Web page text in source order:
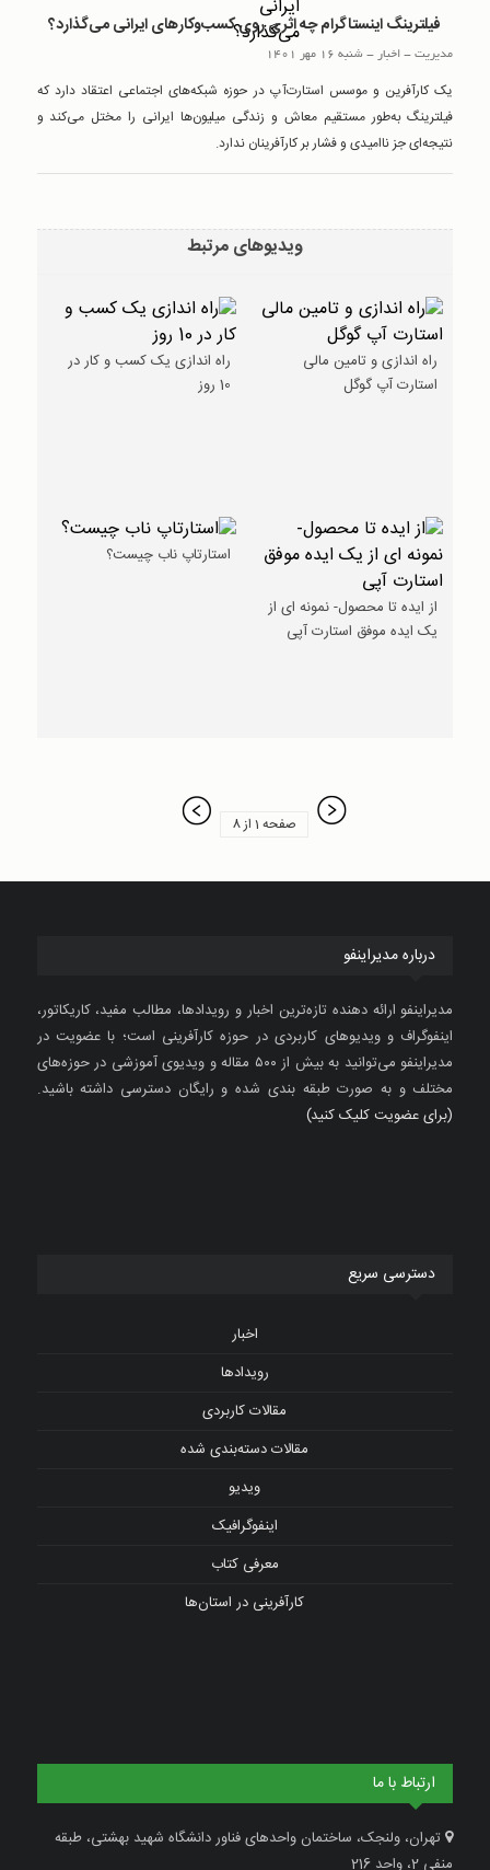
فیلترینگ اینستاگرام چه اثری روی کسب‌‌وکارهای ایرانی می‌‌گذارد؟
مدیریت-اخبار - شنبه 16 مهر 1401
یک کارآفرین و موسس استارت‌آپ در حوزه شبکه‌های اجتماعی اعتقاد دارد که
فیلترینگ به‌طور مستقیم معاش و زندگی میلیون‌ها ایرانی را مختل می‌کند و
نتیجه‌‌ای جز ناامیدی و فشار بر کارآفرینان ندارد.
ویدیوهای مرتبط
راه اندازی و تامین مالی
استارت آپ گوگل
راه اندازی یک کسب و کار در
10 روز
از ایده تا محصول- نمونه ای از
یک ایده موفق استارت آپی
استارتاپ ناب چیست؟
صفحه 1 از 8
درباره مدیراینفو
مدیراینفو ارائه دهنده تازه‌ترین اخبار و رویدادها، مطالب مفید، کاریکاتور،
اینفوگراف و ویدیوهای کاربردی در حوزه کارآفرینی است؛ با عضویت در
مدیراینفو می‌توانید به بیش از ۵۰۰ مقاله و ویدیوی آموزشی در حوزه‌های
مختلف و به صورت طبقه بندی شده و رایگان دسترسی داشته باشید.
(برای عضویت کلیک کنید)
دسترسی سریع
اخبار
رویدادها
مقالات کاربردی
مقالات دسته‌بندی شده
ویدیو
اینفوگرافیک
معرفی کتاب
کارآفرینی در استان‌ها
ارتباط با ما
تهران، ولنجک، ساختمان واحدهای فناور دانشگاه شهید بهشتی، طبقه
منفی 2، واحد 216